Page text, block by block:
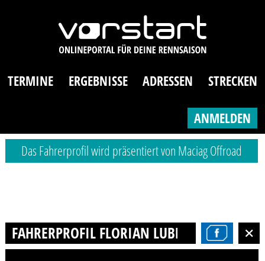
TERMINE ERGEBNISSE ADRESSEN STRECKEN
ANMELDEN
Das Fahrerprofil wird präsentiert von Maciag Offroad
FAHRERPROFIL FLORIAN LUBER